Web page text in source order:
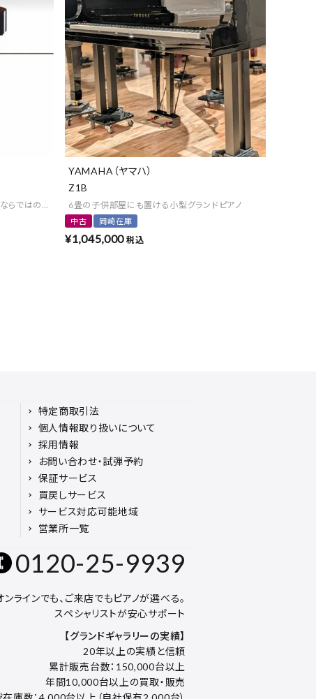
ならではの魅力を堪能
YAMAHA（ヤマハ）
Z1B
6畳の子供部屋にも置ける小型グランドピアノ
中古 岡崎在庫
¥1,045,000 税込
特定商取引法
個人情報取り扱いについて
採用情報
お問い合わせ・試弾予約
保証サービス
買戻しサービス
サービス対応可能地域
営業所一覧
0120-25-9939
ンラインでも、ご来店でもピアノが選べる。
スペシャリストが安心サポート
【グランドギャラリーの実績】
20年以上の実績と信頼
累計販売台数：150,000台以上
年間10,000台以上の買取・販売